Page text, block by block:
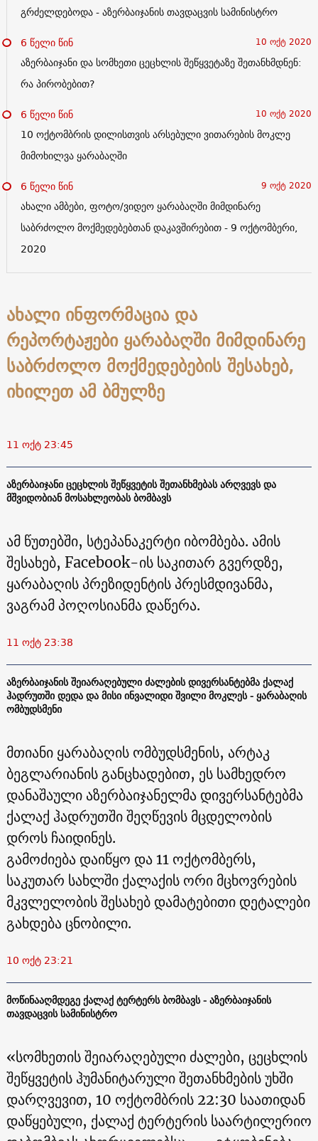
გრძელდებოდა - აზერბაიჯანის თავდაცვის სამინისტრო
6 წელი წინ
10 ოქტ 2020
აზერბაიჯანი და სომხეთი ცეცხლის შეწყვეტაზე შეთანხმდნენ:
რა პირობებით?
6 წელი წინ
10 ოქტ 2020
10 ოქტომბრის დილისთვის არსებული ვითარების მოკლე
მიმოხილვა ყარაბაღში
6 წელი წინ
9 ოქტ 2020
ახალი ამბები, ფოტო/ვიდეო ყარაბაღში მიმდინარე
საბრძოლო მოქმედებებთან დაკავშირებით - 9 ოქტომბერი,
2020
ახალი ინფორმაცია და
რეპორტაჟები ყარაბაღში მიმდინარე
საბრძოლო მოქმედებების შესახებ,
იხილეთ ამ ბმულზე
11 ოქტ 23:45
აზერბაიჯანი ცეცხლის შეწყვეტის შეთანხმებას არღვევს და
მშვიდობიან მოსახლეობას ბომბავს
ამ წუთებში, სტეპანაკერტი იბომბება. ამის
შესახებ, Facebook-ის საკითარ გვერდზე,
ყარაბაღის პრეზიდენტის პრესმდივანმა,
ვაგრამ პოღოსიანმა დაწერა.
11 ოქტ 23:38
აზერბაიჯანის შეიარაღებული ძალების დივერსანტებმა ქალაქ
ჰადრუთში დედა და მისი ინვალიდი შვილი მოკლეს - ყარაბაღის
ომბუდსმენი
მთიანი ყარაბაღის ომბუდსმენის, არტაკ
ბეგლარიანის განცხადებით, ეს სამხედრო
დანაშაული აზერბაიჯანელმა დივერსანტებმა
ქალაქ ჰადრუთში შეღწევის მცდელობის
დროს ჩაიდინეს.
გამოძიება დაიწყო და 11 ოქტომბერს,
საკუთარ სახლში ქალაქის ორი მცხოვრების
მკვლელობის შესახებ დამატებითი დეტალები
გახდება ცნობილი.
10 ოქტ 23:21
მოწინააღმდეგე ქალაქ ტერტერს ბომბავს - აზერბაიჯანის
თავდაცვის სამინისტრო
«სომხეთის შეიარაღებული ძალები, ცეცხლის
შეწყვეტის ჰუმანიტარული შეთანხმების უხში
დარღვევით, 10 ოქტომბრის 22:30 საათიდან
დაწყებული, ქალაქ ტერტერის საარტილერიო